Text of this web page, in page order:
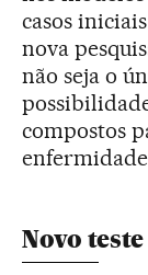
casos
nova
não seja o
compostos
Novo